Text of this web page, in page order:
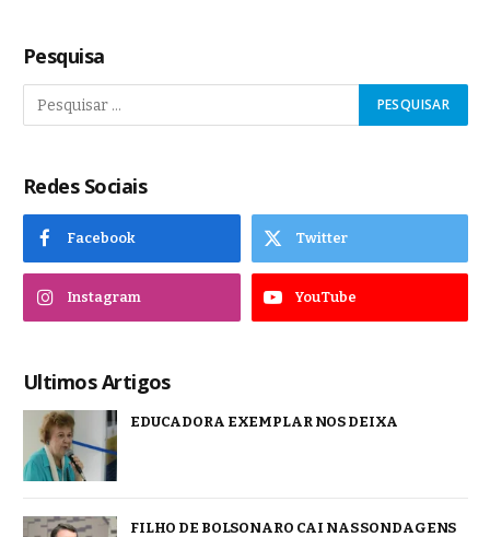
Pesquisa
Redes Sociais
Facebook Twitter
Instagram YouTube
Ultimos Artigos
EDUCADORA EXEMPLAR NOS DEIXA
FILHO DE BOLSONARO CAI NAS SONDAGENS